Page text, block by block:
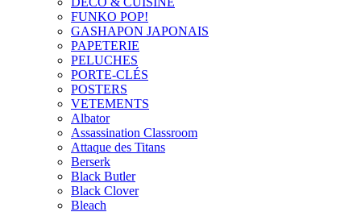
FUNKO POP!
GASHAPON JAPONAIS
PAPETERIE
PELUCHES
PORTE-CLÉS
POSTERS
VETEMENTS
Albator
Assassination Classroom
Attaque des Titans
Berserk
Black Butler
Black Clover
Bleach